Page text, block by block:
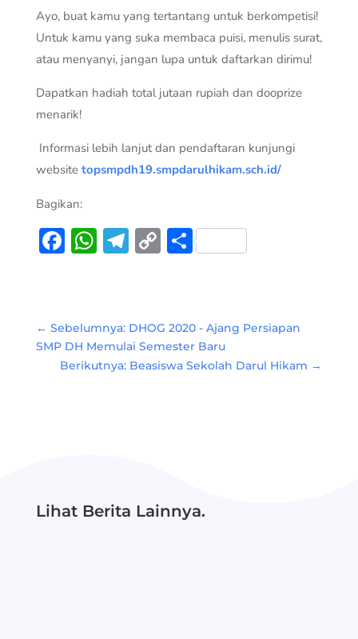
Ayo, buat kamu yang tertantang untuk berkompetisi!
Untuk kamu yang suka membaca puisi, menulis surat,
atau menyanyi, jangan lupa untuk daftarkan dirimu!
Dapatkan hadiah total jutaan rupiah dan dooprize
menarik!
Informasi lebih lanjut dan pendaftaran kunjungi
website topsmpdh19.smpdarulhikam.sch.id/
Bagikan:
Facebook
WhatsApp
Telegram
CopyShare
← Sebelumnya: DHOG 2020 - Ajang Persiapan
SMP DH Memulai Semester Baru
Berikutnya: Beasiswa Sekolah Darul Hikam →
Lihat Berita Lainnya.